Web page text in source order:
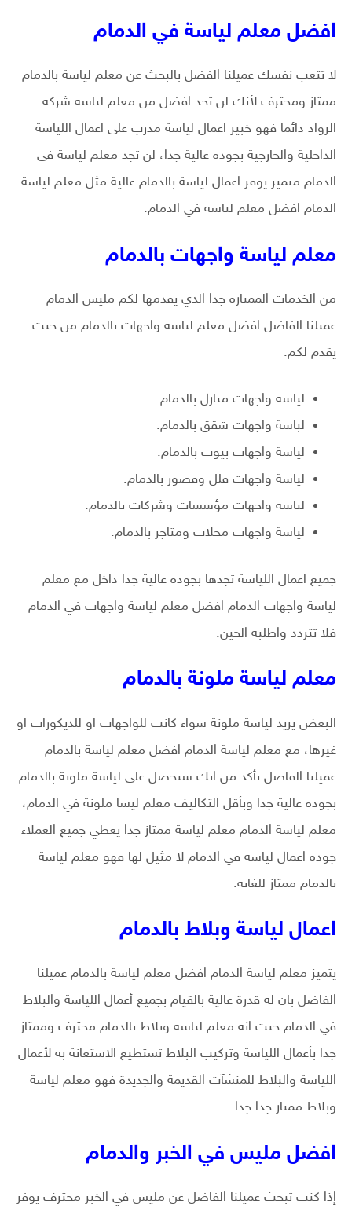
افضل معلم لياسة في الدمام
لا تتعب نفسك عميلنا الفضل بالبحث عن معلم لياسة بالدمام
ممتاز ومحترف لأنك لن تجد افضل من معلم لياسة شركه
الرواد دائما فهو خبير اعمال لياسة مدرب على اعمال اللياسة
الداخلية والخارجية بجوده عالية جدا، لن تجد معلم لياسة في
الدمام متميز يوفر اعمال لياسة بالدمام عالية مثل معلم لياسة
الدمام افضل معلم لياسة في الدمام.
معلم لياسة واجهات بالدمام
من الخدمات الممتازة جدا الذي يقدمها لكم مليس الدمام
عميلنا الفاضل افضل معلم لياسة واجهات بالدمام من حيث
يقدم لكم.
لياسه واجهات منازل بالدمام.
لباسة واجهات شقق بالدمام.
لياسة واجهات بيوت بالدمام.
لياسة واجهات فلل وقصور بالدمام.
لياسة واجهات مؤسسات وشركات بالدمام.
لياسة واجهات محلات ومتاجر بالدمام.
جميع اعمال اللياسة تجدها بجوده عالية جدا داخل مع معلم
لياسة واجهات الدمام افضل معلم لياسة واجهات في الدمام
فلا تتردد واطلبه الحين.
معلم لياسة ملونة بالدمام
البعض يريد لياسة ملونة سواء كانت للواجهات او للديكورات او
غيرها، مع معلم لياسة الدمام افضل معلم لياسة بالدمام
عميلنا الفاضل تأكد من انك ستحصل على لياسة ملونة بالدمام
بجوده عالية جدا وبأقل التكاليف معلم ليسا ملونة في الدمام،
معلم لياسة الدمام معلم لياسة ممتاز جدا يعطي جميع العملاء
جودة اعمال لياسه في الدمام لا مثيل لها فهو معلم لياسة
بالدمام ممتاز للغاية.
اعمال لياسة وبلاط بالدمام
يتميز معلم لياسة الدمام افضل معلم لياسة بالدمام عميلنا
الفاضل بان له قدرة عالية بالقيام بجميع أعمال اللياسة والبلاط
في الدمام حيث انه معلم لياسة وبلاط بالدمام محترف وممتاز
جدا بأعمال اللياسة وتركيب البلاط تستطيع الاستعانة به لأعمال
اللياسة والبلاط للمنشآت القديمة والجديدة فهو معلم لياسة
وبلاط ممتاز جدا جدا.
افضل مليس في الخبر والدمام
إذا كنت تبحث عميلنا الفاضل عن مليس في الخبر محترف يوفر